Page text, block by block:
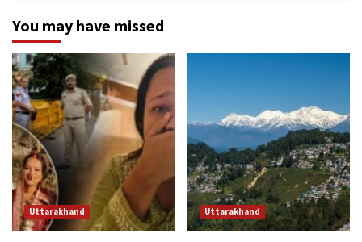
You may have missed
Uttarakhand Uttarakhand